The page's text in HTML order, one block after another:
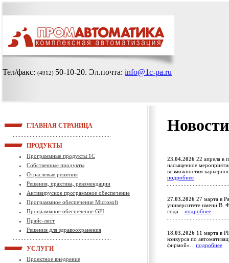
Тел/факс: (4912) 50-10-20. Эл.почта: info@1c-pa.ru
ГЛАВНАЯ СТРАНИЦА
ПРОДУКТЫ
Программные продукты 1С
Собственные продукты
Отраслевые решения
Решения, практика, рекомендации
Антивирусное программное обеспечение
Программное обеспечение Microsoft
Программное обеспечение GFI
Прайс-лист
Решения для здравоохранения
УСЛУГИ
Проектное внедрение
23.04.2026 22 апреля в
насыщенное
возможностям
подробнее
27.03.2026 27 марта в
университете имени В.
года. подробнее
18.03.2026 11 марта в
конкурса по
фирмой». подробнее